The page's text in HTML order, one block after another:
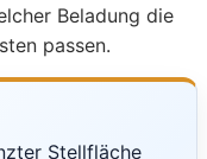
Beladung die
passen.
Stellfläche